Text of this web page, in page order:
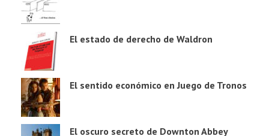
El estado de derecho de Waldron
El sentido económico en Juego de Tronos
El oscuro secreto de Downton Abbey